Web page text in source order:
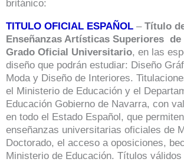
británico:
TITULO OFICIAL ESPAÑOL – Título
Enseñanzas Artísticas Superiores de
Grado Oficial Universitario, en las
diseño que podrán estudiar: Diseño
Moda y Diseño de Interiores.
el Ministerio de Educación y el
Educación Gobierno de Navarra, con
en todo el Estado Español, que
enseñanzas universitarias oficiales de
Doctorado, el acceso a oposiciones,
Ministerio de Educación. Títulos